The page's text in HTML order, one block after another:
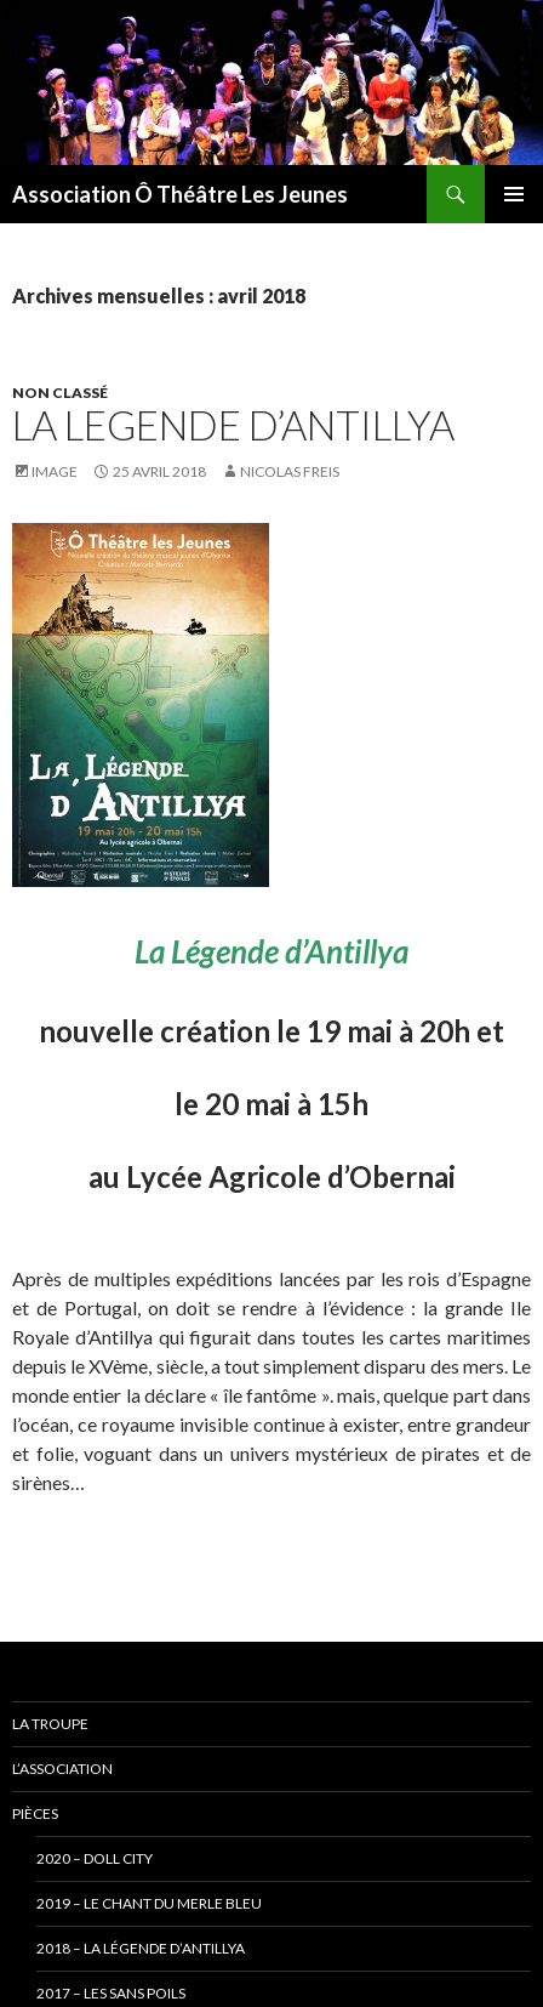
Association Ô Théâtre Les Jeunes
Archives mensuelles : avril 2018
NON CLASSÉ
LA LEGENDE D’ANTILLYA
IMAGE 25 AVRIL 2018 NICOLAS FREIS
La Légende d’Antillya
nouvelle création le 19 mai à 20h et
le 20 mai à 15h
au Lycée Agricole d’Obernai
Après de multiples expéditions lancées par les rois d’Espagne
et de Portugal, on doit se rendre à l’évidence : la grande Ile
Royale d’Antillya qui figurait dans toutes les cartes maritimes
depuis le XVème, siècle, a tout simplement disparu des mers. Le
monde entier la déclare « île fantôme ». mais, quelque part dans
l’océan, ce royaume invisible continue à exister, entre grandeur
et folie, voguant dans un univers mystérieux de pirates et de
sirènes…
LA TROUPE
L’ASSOCIATION
PIÈCES
2020 – DOLL CITY
2019 – LE CHANT DU MERLE BLEU
2018 – LA LÉGENDE D’ANTILLYA
2017 – LES SANS POILS